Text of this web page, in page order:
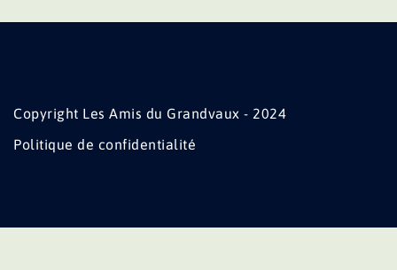
Copyright Les Amis du Grandvaux - 2024
Politique de confidentialité